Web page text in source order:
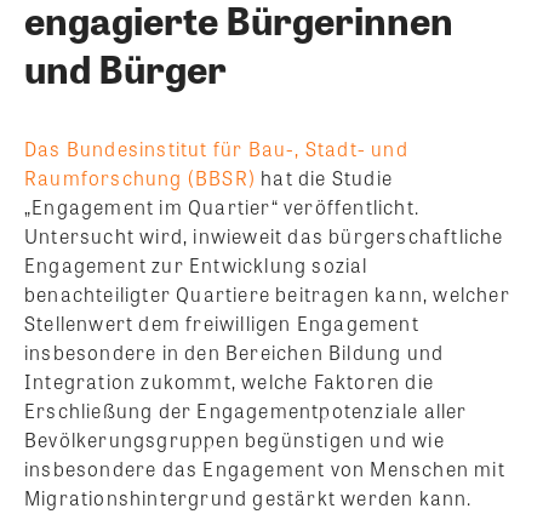
engagierte Bürgerinnen
und Bürger
Das Bundesinstitut für Bau-, Stadt- und
Raumforschung (BBSR) hat die Studie
„Engagement im Quartier“ veröffentlicht.
Untersucht wird, inwieweit das bürgerschaftliche
Engagement zur Entwicklung sozial
benachteiligter Quartiere beitragen kann, welcher
Stellenwert dem freiwilligen Engagement
insbesondere in den Bereichen Bildung und
Integration zukommt, welche Faktoren die
Erschließung der Engagementpotenziale aller
Bevölkerungsgruppen begünstigen und wie
insbesondere das Engagement von Menschen mit
Migrationshintergrund gestärkt werden kann.